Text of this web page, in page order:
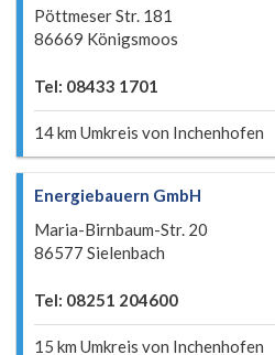
Pöttmeser Str. 181
86669 Königsmoos
Tel: 08433 1701
14 km Umkreis von Inchenhofen
Energiebauern GmbH
Maria-Birnbaum-Str. 20
86577 Sielenbach
Tel: 08251 204600
15 km Umkreis von Inchenhofen